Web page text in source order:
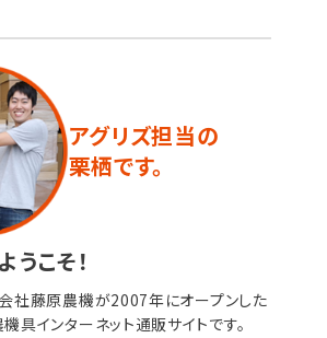
アグリズ担当の
栗栖です。
うこそ！
社藤原農機が2007年にオープンした
具インターネット通販サイトです。